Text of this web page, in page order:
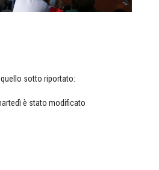
sotto riportato:
è stato modificato